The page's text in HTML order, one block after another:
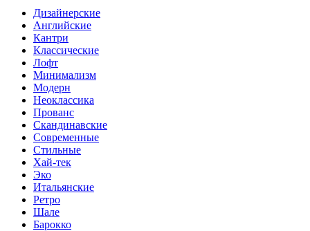
Дизайнерские
Английские
Кантри
Классические
Лофт
Минимализм
Модерн
Неоклассика
Прованс
Скандинавские
Современные
Стильные
Хай-тек
Эко
Итальянские
Ретро
Шале
Барокко